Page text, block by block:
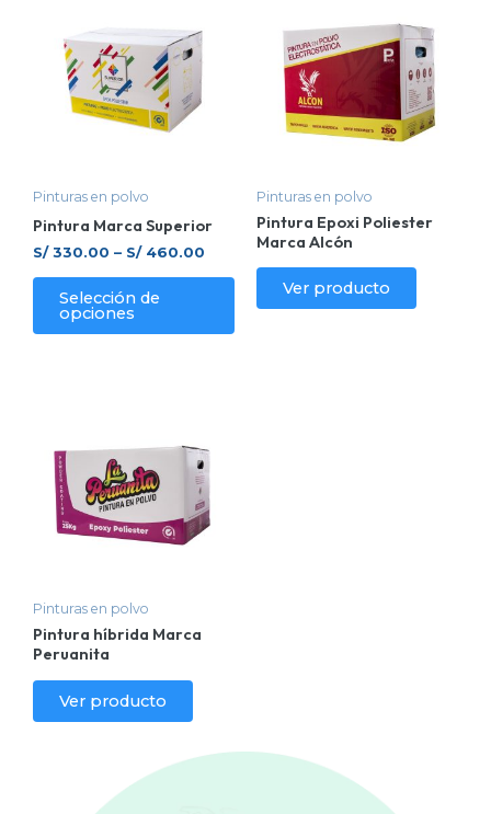
Pinturas en polvo
Pintura Marca Superior
S/330.00 – S/460.00
Selección de
opciones
múltiples
variantes.
pueden
elegir
la
página
de
Pinturas en polvo
Pintura Epoxi Poliester
Marca Alcón
Ver producto
Pinturas en polvo
Pintura híbrida Marca
Peruanita
Ver producto